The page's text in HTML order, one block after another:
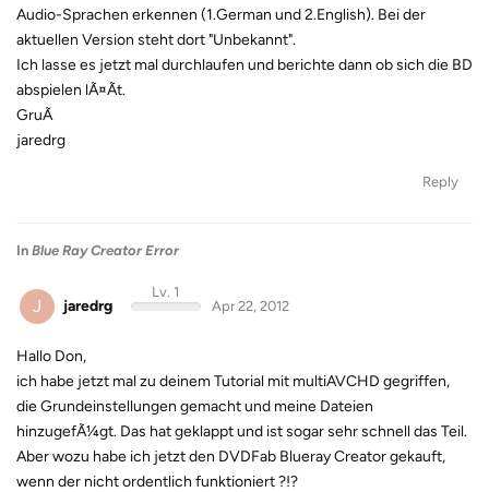
Audio-Sprachen erkennen (1.German und 2.English). Bei der
aktuellen Version steht dort "Unbekannt".
Ich lasse es jetzt mal durchlaufen und berichte dann ob sich die BD
abspielen lÃ¤Ãt.
GruÃ
jaredrg
Reply
In Blue Ray Creator Error
J jaredrg
Lv. 1
Apr 22, 2012
Hallo Don,
ich habe jetzt mal zu deinem Tutorial mit multiAVCHD gegriffen,
die Grundeinstellungen gemacht und meine Dateien
hinzugefÃ¼gt. Das hat geklappt und ist sogar sehr schnell das Teil.
Aber wozu habe ich jetzt den DVDFab Blueray Creator gekauft,
wenn der nicht ordentlich funktioniert ?!?